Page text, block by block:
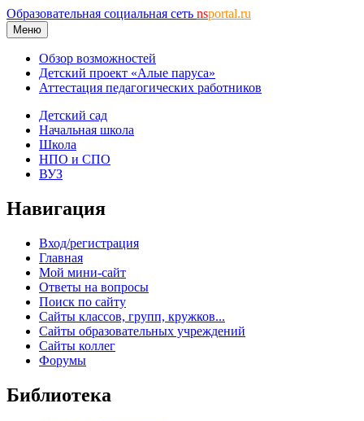
Образовательная социальная сеть nsportal.ru
Меню
Обзор возможностей
Детский проект «Алые паруса»
Аттестация педагогических работников
Детский сад
Начальная школа
Школа
НПО и СПО
ВУЗ
Навигация
Вход/регистрация
Главная
Мой мини-сайт
Ответы на вопросы
Поиск по сайту
Сайты классов, групп, кружков...
Сайты образовательных учреждений
Сайты коллег
Форумы
Библиотека